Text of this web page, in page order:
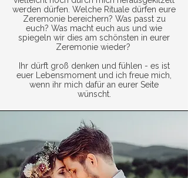
werden dürfen. Welche Rituale dürfen eure
Zeremonie bereichern? Was passt zu
euch? Was macht euch aus und wie
spiegeln wir dies am schönsten in eurer
Zeremonie wieder?
Ihr dürft groß denken und fühlen - es ist
euer Lebensmoment und ich freue mich,
wenn ihr mich dafür an eurer Seite
wünscht.